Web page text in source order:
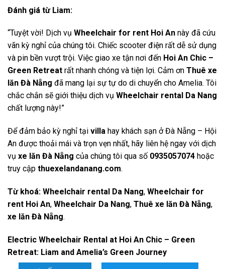
Đánh giá từ Liam:
“Tuyệt vời! Dịch vụ Wheelchair for rent Hoi An này đã cứu
vãn kỳ nghỉ của chúng tôi. Chiếc scooter điện rất dễ sử dụng
và pin bền vượt trội. Việc giao xe tận nơi đến Hoi An Chic –
Green Retreat rất nhanh chóng và tiện lợi. Cảm ơn Thuê xe
lăn Đà Nẵng đã mang lại sự tự do di chuyển cho Amelia. Tôi
chắc chắn sẽ giới thiệu dịch vụ Wheelchair rental Da Nang
chất lượng này!”
Để đảm bảo kỳ nghỉ tại villa hay khách sạn ở Đà Nẵng – Hội
An được thoải mái và trọn vẹn nhất, hãy liên hệ ngay với dịch
vụ xe lăn Đà Nẵng của chúng tôi qua số 0935057074 hoặc
truy cập thuexelandanang.com.
Từ khoá: Wheelchair rental Da Nang, Wheelchair for
rent Hoi An, Wheelchair Da Nang, Thuê xe lăn Đà Nẵng,
xe lăn Đà Nẵng.
Electric Wheelchair Rental at Hoi An Chic – Green
Retreat: Liam and Amelia’s Green Journey